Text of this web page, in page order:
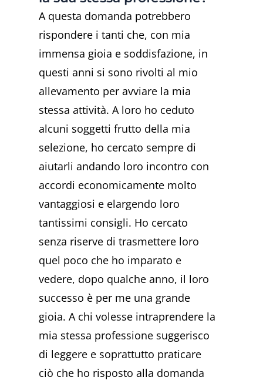
A questa domanda potrebbero
rispondere i tanti che, con mia
immensa gioia e soddisfazione, in
questi anni si sono rivolti al mio
allevamento per avviare la mia
stessa attività. A loro ho ceduto
alcuni soggetti frutto della mia
selezione, ho cercato sempre di
aiutarli andando loro incontro con
accordi economicamente molto
vantaggiosi e elargendo loro
tantissimi consigli. Ho cercato
senza riserve di trasmettere loro
quel poco che ho imparato e
vedere, dopo qualche anno, il loro
successo è per me una grande
gioia. A chi volesse intraprendere la
mia stessa professione suggerisco
di leggere e soprattutto praticare
ciò che ho risposto alla domanda